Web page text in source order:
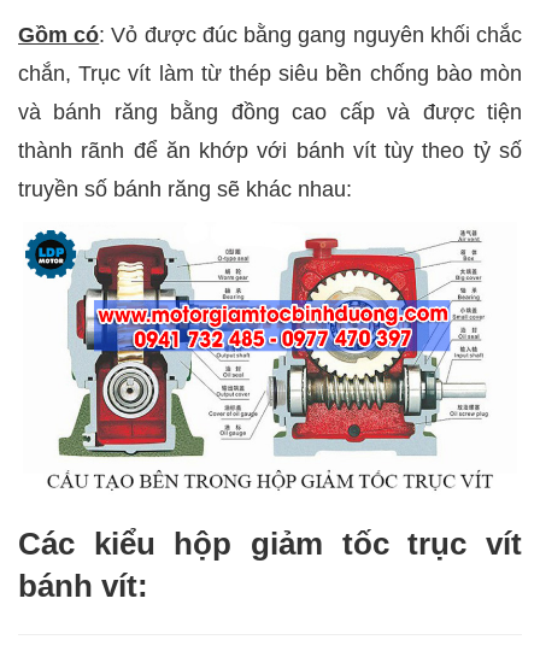
Gồm có: Vỏ được đúc bằng gang nguyên khối chắc
chắn, Trục vít làm từ thép siêu bền chống bào mòn
và bánh răng bằng đồng cao cấp và được tiện
thành rãnh để ăn khớp với bánh vít tùy theo tỷ số
truyền số bánh răng sẽ khác nhau:
Các kiểu hộp giảm tốc trục vít
bánh vít: